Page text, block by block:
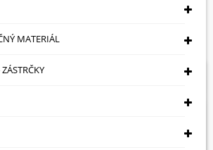
MATERIÁL
sa 1-19 z 19 položiek
NVR NVR2108HS-4KS3
8 KANÁLOV DAHUA
Skladom